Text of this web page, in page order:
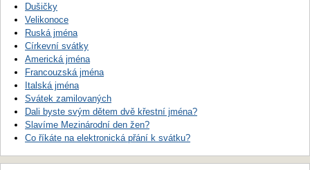
Dušičky
Velikonoce
Ruská jména
Církevní svátky
Americká jména
Francouzská jména
Italská jména
Svátek zamilovaných
Dali byste svým dětem dvě křestní jména?
Slavíme Mezinárodní den žen?
Co říkáte na elektronická přání k svátku?